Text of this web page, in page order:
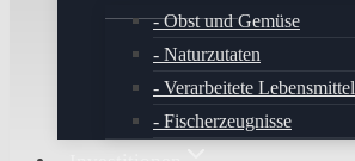
Obst und Gemüse
Naturzutaten
Verarbeitete Lebensmittel
Fischerzeugnisse